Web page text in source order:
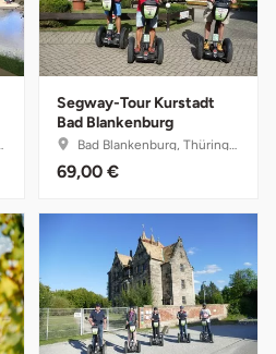
Segway-Tour Kurstadt
Bad Blankenburg
Bad Blankenburg, Thüringen
69,00 €